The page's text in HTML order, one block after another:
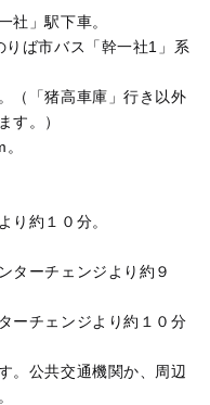
社」駅下車。
ば市バス「幹一社1」系
（「猪高車庫」行き以外
す。）
り約１０分。
ターチェンジより約９
ジより約１０分
。公共交通機関か、周辺